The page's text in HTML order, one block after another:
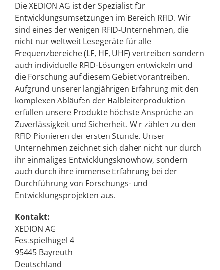
Die XEDION AG ist der Spezialist für
Entwicklungsumsetzungen im Bereich RFID. Wir
sind eines der wenigen RFID-Unternehmen, die
nicht nur weltweit Lesegeräte für alle
Frequenzbereiche (LF, HF, UHF) vertreiben sondern
auch individuelle RFID-Lösungen entwickeln und
die Forschung auf diesem Gebiet vorantreiben.
Aufgrund unserer langjährigen Erfahrung mit den
komplexen Abläufen der Halbleiterproduktion
erfüllen unsere Produkte höchste Ansprüche an
Zuverlässigkeit und Sicherheit. Wir zählen zu den
RFID Pionieren der ersten Stunde. Unser
Unternehmen zeichnet sich daher nicht nur durch
ihr einmaliges Entwicklungsknowhow, sondern
auch durch ihre immense Erfahrung bei der
Durchführung von Forschungs- und
Entwicklungsprojekten aus.
Kontakt:
XEDION AG
Festspielhügel 4
95445 Bayreuth
Deutschland